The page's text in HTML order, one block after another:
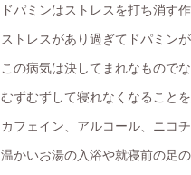
ドパミンはストレスを打ち消す
ストレスがあり過ぎてドパミン
この病気は決してまれなもので
むずむずして寝れなくなること
カフェイン、アルコール、ニコ
温かいお湯の入浴や就寝前の足